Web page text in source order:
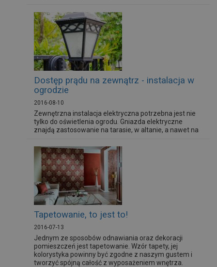
wzdłużny, krzyżowy, wieszaki typu noniusz czy pręty
mocujące. Zaletą konstrukcji sufitu NIDA MF jest
również możliwość większych rozstawów profilu
głównego oraz zawiesi, co w...
Dostęp prądu na zewnątrz - instalacja w
ogrodzie
2016-08-10
Zewnętrzna instalacja elektryczna potrzebna jest nie
tylko do oświetlenia ogrodu. Gniazda elektryczne
znajdą zastosowanie na tarasie, w altanie, a nawet na
grill elektryczny, piłę, podkaszarkę czy nożyce do
żywopłotu.
Tapetowanie, to jest to!
2016-07-13
Jednym ze sposobów odnawiania oraz dekoracji
pomieszczeń jest tapetowanie. Wzór tapety, jej
kolorystyka powinny być zgodne z naszym gustem i
tworzyć spójną całość z wyposażeniem wnętrza.